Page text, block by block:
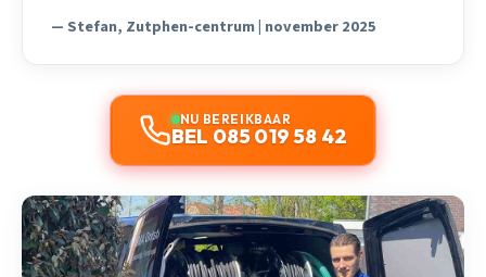
— Stefan, Zutphen-centrum | november 2025
NU BEREIKBAAR
BEL 085 019 58 42